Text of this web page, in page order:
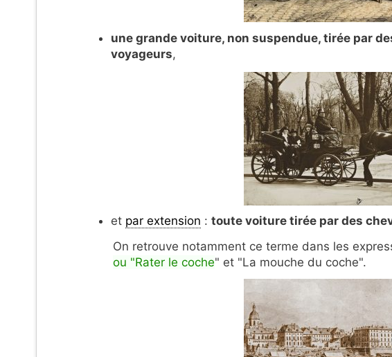
une grande voiture, non suspendue, tirée par
voyageurs,
et par extension : toute voiture tirée par des
On retrouve notamment ce terme dans les
ou "Rater le coche" et "La mouche du coche".